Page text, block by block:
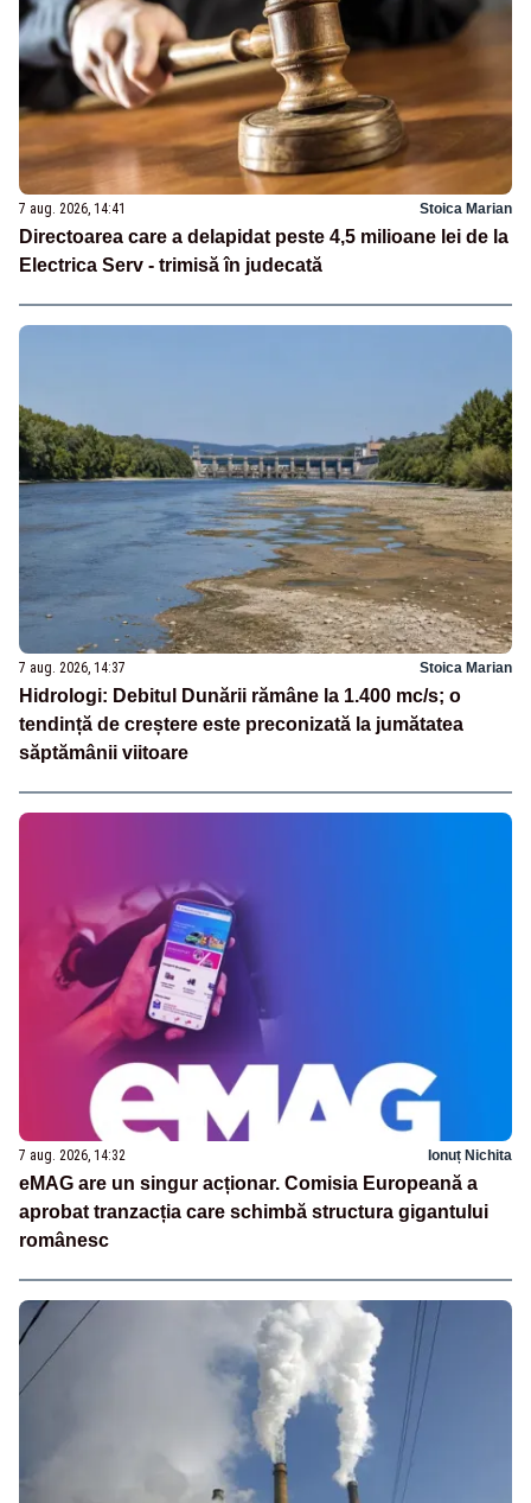
7 aug. 2026, 14:41 Stoica Marian
Directoarea care a delapidat peste 4,5 milioane lei de la
Electrica Serv - trimisă în judecată
7 aug. 2026, 14:37 Stoica Marian
Hidrologi: Debitul Dunării rămâne la 1.400 mc/s; o
tendință de creștere este preconizată la jumătatea
săptămânii viitoare
7 aug. 2026, 14:32 Ionuț Nichita
eMAG are un singur acționar. Comisia Europeană a
aprobat tranzacția care schimbă structura gigantului
românesc